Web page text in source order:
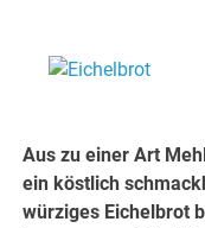
Aus zu einer Art
ein köstlich
würziges Eichelbrot